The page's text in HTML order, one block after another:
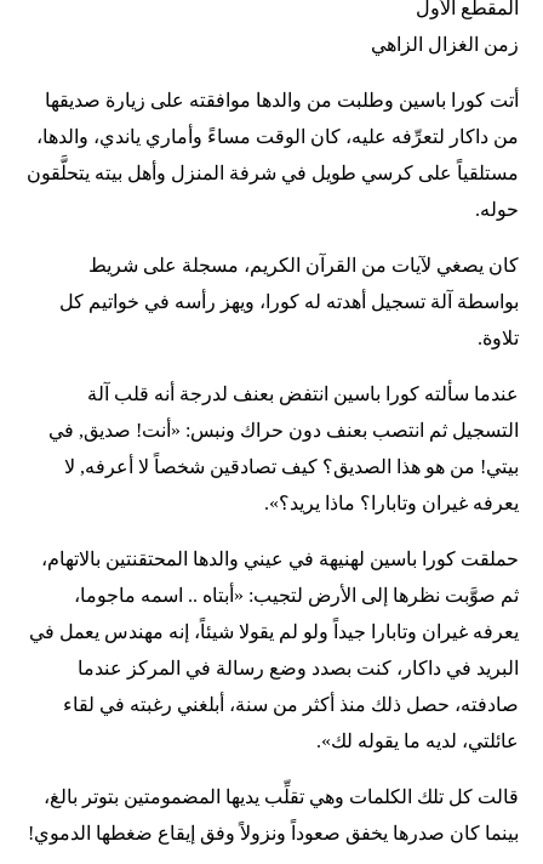
المقطع الأول
زمن الغزال الزاهي
أتت كورا باسين وطلبت من والدها موافقته على زيارة صديقها
من داكار لتعرِّفه عليه، كان الوقت مساءً وأماري ياندي، والدها،
مستلقياً على كرسي طويل في شرفة المنزل وأهل بيته يتحلَّقون
حوله.
كان يصغي لآيات من القرآن الكريم، مسجلة على شريط
بواسطة آلة تسجيل أهدته له كورا، ويهز رأسه في خواتيم كل
تلاوة.
عندما سألته كورا باسين انتفض بعنف لدرجة أنه قلب آلة
التسجيل ثم انتصب بعنف دون حراك ونبس: «أنت! صديق, في
بيتي! من هو هذا الصديق؟ كيف تصادقين شخصاً لا أعرفه, لا
يعرفه غيران وتابارا؟ ماذا يريد؟».
حملقت كورا باسين لهنيهة في عيني والدها المحتقنتين بالاتهام،
ثم صوَّبت نظرها إلى الأرض لتجيب: «أبتاه .. اسمه ماجوما،
يعرفه غيران وتابارا جيداً ولو لم يقولا شيئاً، إنه مهندس يعمل في
البريد في داكار، كنت بصدد وضع رسالة في المركز عندما
صادفته، حصل ذلك منذ أكثر من سنة، أبلغني رغبته في لقاء
عائلتي، لديه ما يقوله لك».
قالت كل تلك الكلمات وهي تقلِّب يديها المضمومتين بتوتر بالغ،
بينما كان صدرها يخفق صعوداً ونزولاً وفق إيقاع ضغطها الدموي!